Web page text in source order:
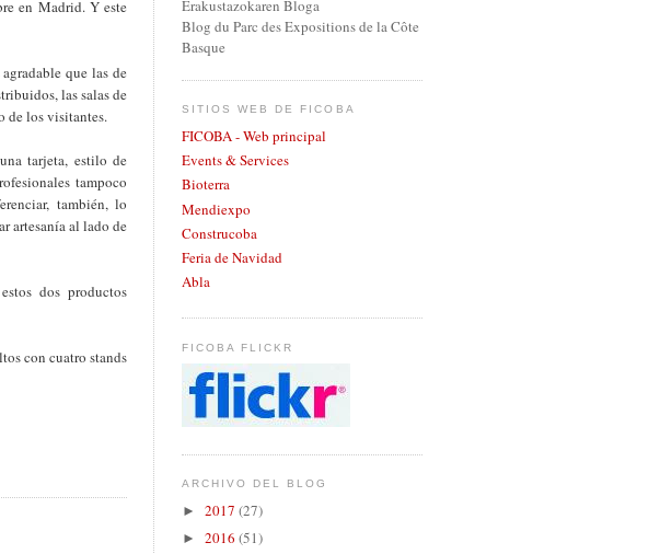
en Madrid. Y este
que las de
las salas de
de los visitantes.
tarjeta, estilo de
tampoco
también, lo
artesanía al lado de
dos productos
con cuatro stands
Erakustazokaren Bloga
Blog du Parc des Expositions de la Côte
Basque
SITIOS WEB DE FICOBA
FICOBA - Web principal
Events & Services
Bioterra
Mendiexpo
Construcoba
Feria de Navidad
Abla
FICOBA FLICKR
ARCHIVO DEL BLOG
► 2017 (27)
► 2016 (51)